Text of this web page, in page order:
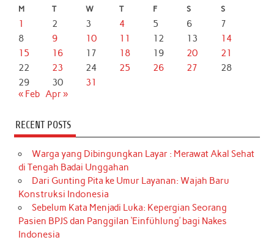
M T W T F S S
1 2 3 4 5 6
7
8
9 10 11 12 13
14
15
16 17 18 19 20
21
22
23 24 25 26 27
28
29
30
31
« Feb Apr »
RECENT POSTS
Warga yang Dibingungkan Layar : Merawat Akal Sehat
di Tengah Badai Unggahan
Dari Gunting Pita ke Umur Layanan: Wajah Baru
Konstruksi Indonesia
Sebelum Kata Menjadi Luka: Kepergian Seorang
Pasien BPJS dan Panggilan ‘Einfühlung’ bagi Nakes
Indonesia